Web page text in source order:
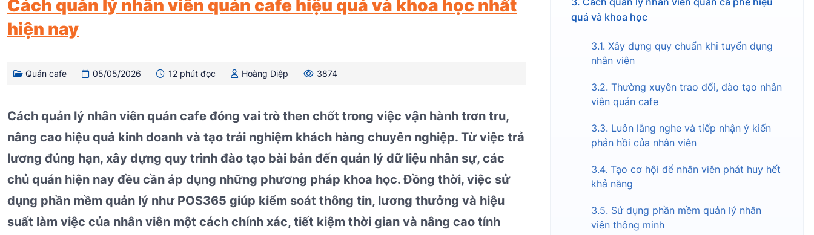
Cách quản lý nhân viên quán cafe hiệu quả và khoa học nhất
hiện nay
Quán cafe 05/05/2026 12 phút đọc Hoàng Diệp 3874
Cách quản lý nhân viên quán cafe đóng vai trò then chốt trong việc vận hành trơn tru,
nâng cao hiệu quả kinh doanh và tạo trải nghiệm khách hàng chuyên nghiệp. Từ việc trả
lương đúng hạn, xây dựng quy trình đào tạo bài bản đến quản lý dữ liệu nhân sự, các
chủ quán hiện nay đều cần áp dụng những phương pháp khoa học. Đồng thời, việc sử
dụng phần mềm quản lý như POS365 giúp kiểm soát thông tin, lương thưởng và hiệu
suất làm việc của nhân viên một cách chính xác, tiết kiệm thời gian và nâng cao tính
quả và khoa học
3.1. Xây dựng quy chuẩn khi tuyển dụng
nhân viên
3.2. Thường xuyên trao đổi, đào tạo nhân
viên quán cafe
3.3. Luôn lắng nghe và tiếp nhận ý kiến
phản hồi của nhân viên
3.4. Tạo cơ hội để nhân viên phát huy hết
khả năng
3.5. Sử dụng phần mềm quản lý nhân
viên thông minh